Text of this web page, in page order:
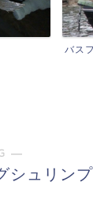
―
シュリンプ